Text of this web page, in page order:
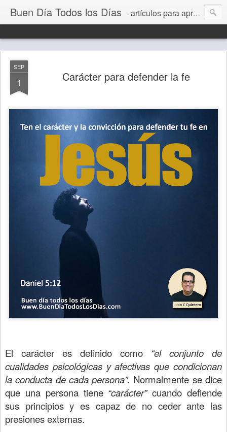
Buen Día Todos los Días - artículos para aprender a vivir mejor, un día a la vez. Por Juan C Quintero
SEP
1 Carácter para defender la fe
El carácter es definido como “el conjunto de
cualidades psicológicas y afectivas que condicionan
la conducta de cada persona”. Normalmente se dice
que una persona tiene “carácter”cuando defiende
sus principios y es capaz de no ceder ante las
presiones externas.